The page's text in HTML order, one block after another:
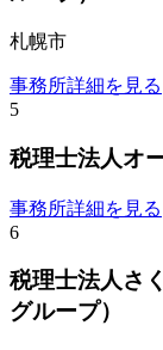
札幌市
事務所詳細を見る
5
税理士法人オ
事務所詳細を見る
6
税理士法人さ
グループ）